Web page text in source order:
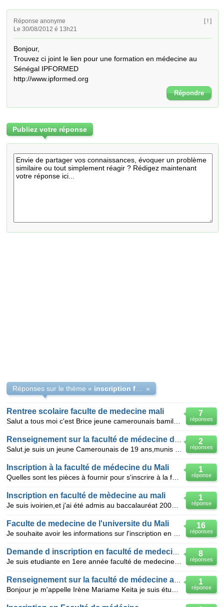
Réponse anonyme
Le 30/08/2012 é 13h21
[ ! ]
Bonjour,
Trouvez ci joint le lien pour une formation en médecine au
Sénégal IPFORMED
http://www.ipformed.org
Répondre
Publiez votre réponse
Réponses sur le thème « »
7
réponses
Rentree scolaire faculte de medecine mali
2
réponses
1
réponse
Inscription à la faculté de médecine du Mali
1
réponse
Inscription en faculté de mèdecine au mali
16
réponses
Faculte de medecine de l'universite du Mali
8
réponses
1
réponse